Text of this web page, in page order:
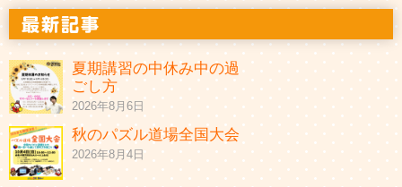
夏期講習の中休み中の過
ごし方
2026年8月6日
秋のパズル道場全国大会
2026年8月4日